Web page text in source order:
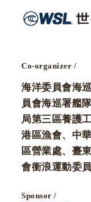
Co-organizer /
海洋委員會海
員會海巡署艦
局第三區養護
港區漁會、中
區營業處、臺
會衝浪運動委
Sponsor /